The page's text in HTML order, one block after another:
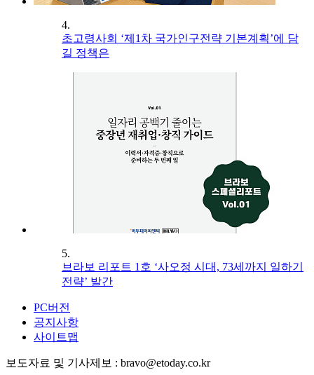
4.
초고령사회 ‘제1차 국가인구전략 기본계획’에 담
길 정책은
5.
브라보 리포트 1호 ‘사오정 시대, 73세까지 일하기
전략’ 발간
PC버전
공지사항
사이트맵
보도자료 및 기사제보 : bravo@etoday.co.kr